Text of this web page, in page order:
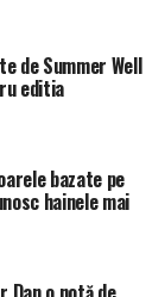
fiind
Dănuț. Acesta
instituției.
de Summer Well
editia
bazate pe
hainele mai